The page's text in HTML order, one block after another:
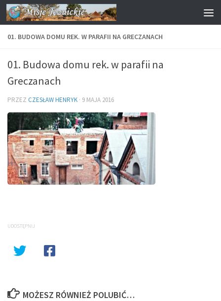
Przejdź do treści
01. BUDOWA DOMU REK. W PARAFII NA GRECZANACH
01. Budowa domu rek. w parafii na
Greczanach
PRZEZ CZESŁAW HENRYK · 9 MAJA 2016
UDOSTĘPNIJ
MOŻESZ RÓWNIEŻ POLUBIĆ…